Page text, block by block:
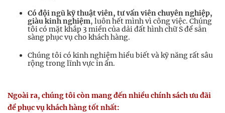
Có đội ngũ kỹ thuật viên, tư vấn viên chuyên nghiệp,
giàu kinh nghiệm, luôn hết mình vì công việc. Chúng
tôi có mặt khắp 3 miền của dải đất hình chữ S để sẵn
sàng phục vụ cho khách hàng.
Chúng tôi có kinh nghiệm hiểu biết và kỹ năng rất sâu
rộng trong lĩnh vực in ấn.
Ngoài ra, chúng tôi còn mang đến nhiều chính sách ưu đãi
để phục vụ khách hàng tốt nhất: